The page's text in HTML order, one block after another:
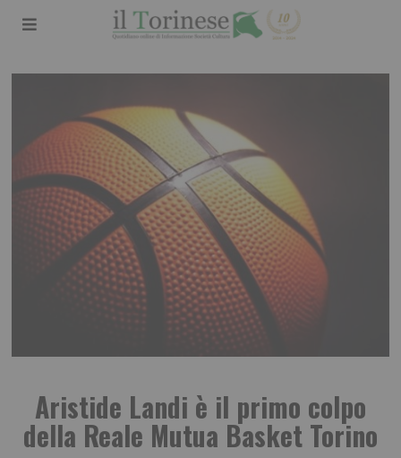
Aristide Landi è il primo colpo
della Reale Mutua Basket Torino